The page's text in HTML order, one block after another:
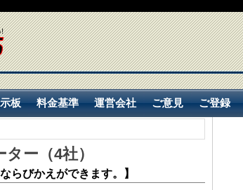
板 料金基準 運営会社 ご意見 ご登録
ター（4社）
らびかえができます。】